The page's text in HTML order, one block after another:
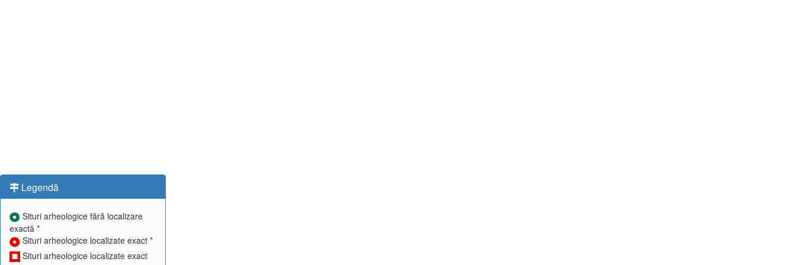
Legendă
Situri arheologice fără localizare
exactă *
Situri arheologice localizate exact *
Situri arheologice localizate exact